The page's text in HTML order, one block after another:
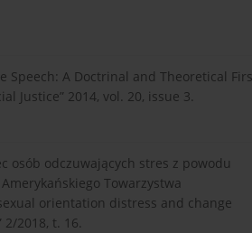
Speech: A Doctrinal and Theoretical
Justice” 2014, vol. 20, issue 3.
osób odczuwających stres z powodu
Towarzystwa
orientation distress and change
2018, t. 16.